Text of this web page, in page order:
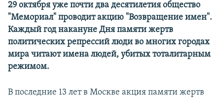
29 октября уже почти два десятилетия общество
"Мемориал" проводит акцию "Возвращение имен".
Каждый год накануне Дня памяти жертв
политических репрессий люди во многих городах
мира читают имена людей, убитых тоталитарным
режимом.
В последние 13 лет в Москве акция памяти жертв